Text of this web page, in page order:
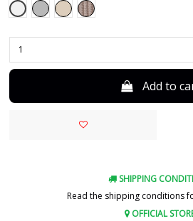
White
Grey BeigeTaupe
Add to
SHIPPING
Read the shipping conditions
OFFICIAL